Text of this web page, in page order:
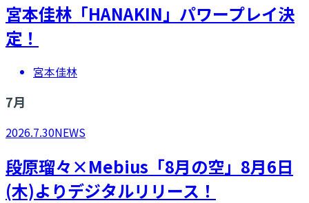
宮本佳林「HANAKIN」パワープレイ決
定！
宮本佳林
7月
2026.7.30NEWS
段原瑠々×Mebius「8月の空」8月6日
(木)よりデジタルリリース！